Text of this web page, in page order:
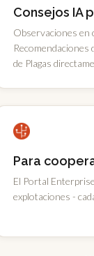
Consejos IA
Observaciones en
de Plagas
Para
El Portal
explotaciones -